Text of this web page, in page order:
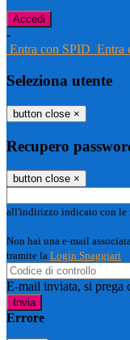
-
Entra con SPID Entra
Seleziona utente
button close ×
Recupero
button close ×
all'indirizzo indicato con le
Non hai una e-mail
tramite la Login Spaggiari
E-mail inviata, si prega
Errore